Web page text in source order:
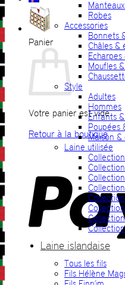
Panier
Votre panier est vide.
Retour à la boutique
Manteaux
Robes
Accessories
Bonnets
Châles &
Echarpes
Moufles
Style
Adultes
Hommes
Enfants
Poupées
Maison &
Laine utilisée
Laine islandaise
Tous les fils
Fils Hélène